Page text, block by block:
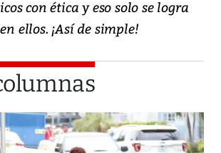
con ética y eso solo se logra
ellos. ¡Así de simple!